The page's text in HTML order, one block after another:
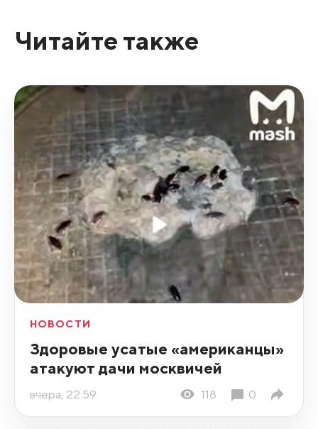
Читайте также
НОВОСТИ
Здоровые усатые «американцы»
атакуют дачи москвичей
вчера, 22:59 118 0